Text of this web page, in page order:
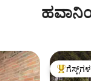
ಗೆಸ್ಟ್‌ಗಳಿಗೆ